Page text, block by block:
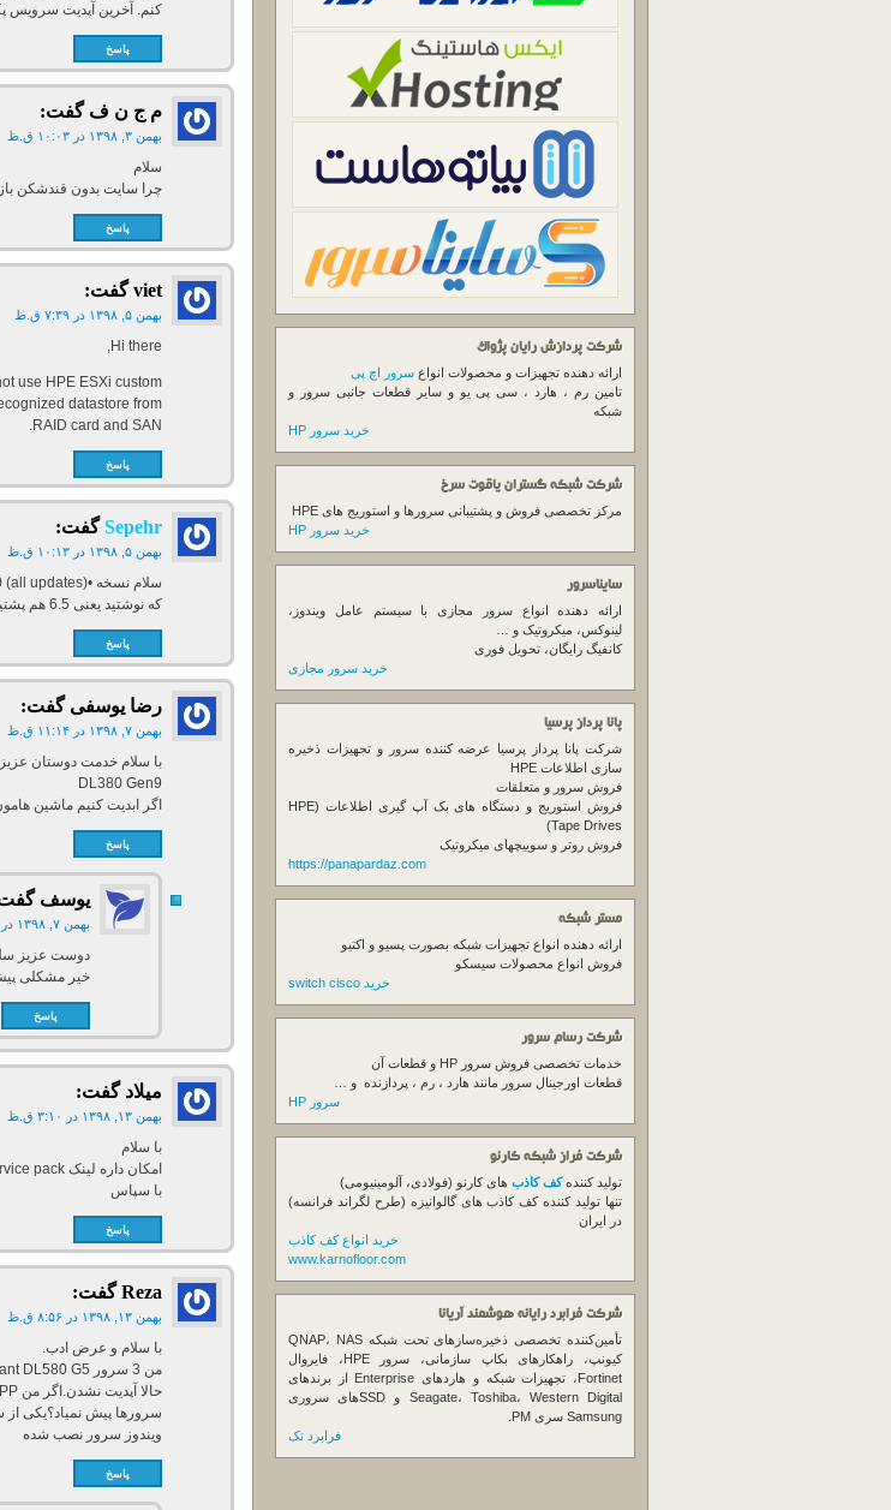
شرکت پردازش رایان پژواک
ارائه دهنده تجهیزات و محصولات انواع سرور اچ پی
تامین رم ، هارد ، سی پی یو و سایر قطعات جانبی سرور و
شبکه
خرید سرور HP
شرکت شبکه گستران یاقوت سرخ
مرکز تخصصی فروش و پشتیبانی سرورها و استوریج های HPE
خرید سرور HP
سایناسرور
ارائه دهنده انواع سرور مجازی با سیستم عامل ویندوز،
لینوکس، میکروتیک و …
کانفیگ رایگان، تحویل فوری
خرید سرور مجازی
پانا پرداز پرسیا
شرکت پانا پرداز پرسیا عرضه کننده سرور و تجهیزات ذخیره
سازی اطلاعات HPE
فروش سرور و متعلقات
فروش استوریج و دستگاه های بک آپ گیری اطلاعات (HPE
Tape Drives)
فروش روتر و سوییچهای میکروتیک
https://panapardaz.com
مستر شبکه
ارائه دهنده انواع تجهیزات شبکه بصورت پسیو و اکتیو
فروش انواع محصولات سیسکو
خرید switch cisco
شرکت رسام سرور
خدمات تخصصی فروش سرور
قطعات اورجینال سرور مانند هارد ، رم ، پردازنده و …
سرور HP
شرکت فراز شبکه کارنو
تولید کنندهکف کاذب های کارنو (فولادی، آلومینیومی)
تنها تولید کننده کف کاذب های گالوانیزه (طرح لگراند فرانسه)
در ایران
خرید انواع کف کاذب
www.karnofloor.com
شرکت فرابرد رایانه هوشمند آریانا
تأمین‌کننده تخصصی ذخیره‌سازهای تحت شبکه QNAP، NAS
کیونپ، راهکارهای بکاپ سازمانی، سرور HPE، فایروال
Fortinet، تجهیزات شبکه و هاردهای Enterprise از برندهای
Seagate، Toshiba، Western Digital و SSDهای سروری
Samsung سری PM.
فرابرد تک
کنم. آخرین آپدیت سرویس پکش هم نسخه 2019.03.0
پاسخ
م ج ن ف گفت:
بهمن ۳, ۱۳۹۸ در ۱۰:۰۳ ق.ظ
سلام
چرا سایت بدون قندشکن
پاسخ
viet گفت:
بهمن ۵, ۱۳۹۸ در ۷:۳۹ ق.ظ
Hi there,
use HPE ESXi custom
datastore from
RAID card and SAN.
پاسخ
Sepehr گفت:
بهمن ۵, ۱۳۹۸ در ۱۰:۱۳ ق.ظ
سلام نسخه •vSphere 6.0 (all updates)
که نوشتید یعنی 6.5 هم پشتیبانی نمیکند؟
پاسخ
رضا یوسفی گفت:
بهمن ۷, ۱۳۹۸ در ۱۱:۱۴ ق.ظ
DL380 Gen9
اگر ابدیت کنیم ماشین
پاسخ
یوسف
بهمن ۷, ۱۳۹۸ در ۲:۳۸ ب.ظ
دوست عزیز
خیر مشکلی
پاسخ
میلاد گفت:
بهمن ۱۳, ۱۳۹۸ در ۳:۱۰ ق.ظ
با سلام
امکان داره لینک hpe service pack سرور dl380 g6 بگذارید
با سپاس
پاسخ
Reza گفت:
بهمن ۱۳, ۱۳۹۸ در ۸:۵۶ ق.ظ
با سلام و عرض ادب.
ویندوز سرور نصب شده
پاسخ